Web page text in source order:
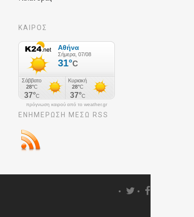
ΚΑΙΡΟΣ
πρόγνωση καιρού από το weather.gr
ΕΝΗΜΈΡΩΣΉ ΜΕΣΩ RSS